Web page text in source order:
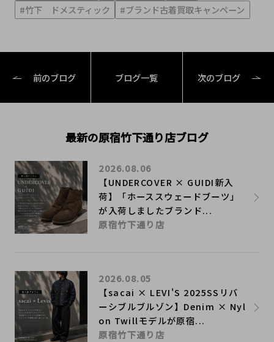
#竹下 ドメスティック
#ブランド古着買取キャンペーン
前のブログ ブログ一覧 次のブログ
最新の原宿竹下通り店ブログ
【UNDERCOVER × GUIDI新入
荷】「ホーススウェードブーツ」
が入荷しましたブランド...
2026.08.06
原宿竹下通り店
【sacai × LEVI'S 2025SSリバ
ーシブルブルゾン】Denim × Nyl
on Twillモデルが原宿...
2026.08.05
原宿竹下通り店